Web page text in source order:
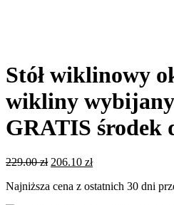
Stół wiklinowy
wikliny
GRATIS środek
229.00zł Pierwotna
wynosiła:
206.10 złAktualna
wynosi:
Najniższa cena z ostatnich 30 dni